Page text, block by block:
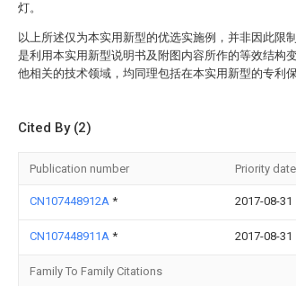
灯。
以上所述仅为本实用新型的优选实施例，并非因此限
是利用本实用新型说明书及附图内容所作的等效结构
他相关的技术领域，均同理包括在本实用新型的专利保
Cited By (2)
Publication number Priority date
CN107448912A * 2017-08-31
CN107448911A * 2017-08-31
Family To Family Citations